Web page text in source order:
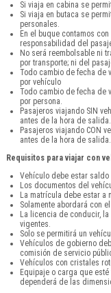
Si viaja en cabina se
Si viaja en butaca se
personales.
En el buque contamos
responsabilidad del
No será reembolsable ni
por transporte; ni del
Todo cambio de fecha de
por vehículo
Todo cambio de fecha de
por persona.
Pasajeros viajando SIN
antes de la hora de salida.
Pasajeros viajando CON
antes de la hora de salida.
Requisitos para viajar con
Vehículo debe estar saldo
Los documentos del
La matrícula debe estar a
Solamente abordará con
La licencia de conducir,
vigentes.
Solo se permitirá un
Vehículos de gobierno
comisión de servicio
Vehículos con cristales
Equipaje o carga que
dependerá de las